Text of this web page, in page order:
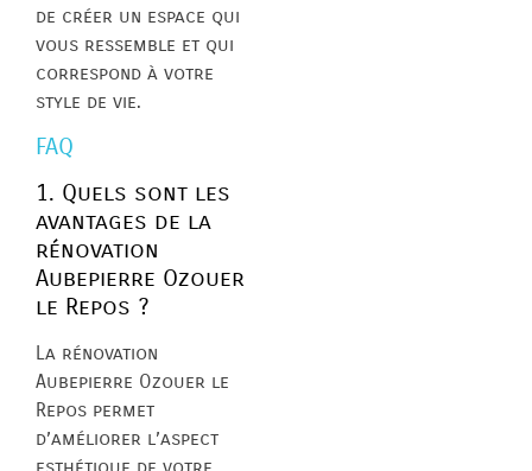
de créer un espace qui
vous ressemble et qui
correspond à votre
style de vie.
FAQ
1. Quels sont les
avantages de la
rénovation
Aubepierre Ozouer
le Repos ?
La rénovation
Aubepierre Ozouer le
Repos permet
d’améliorer l’aspect